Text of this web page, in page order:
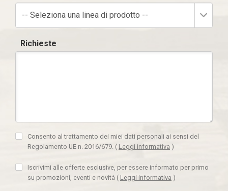
-- Seleziona una linea di prodotto --
Richieste
Consento al trattamento dei miei dati personali ai sensi del
Regolamento UE n. 2016/679. ( Leggi informativa )
Iscrivimi alle offerte esclusive, per essere informato per primo
su promozioni, eventi e novità ( Leggi informativa )